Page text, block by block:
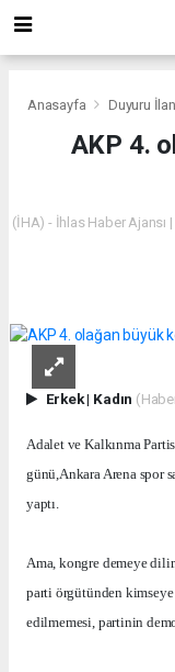
Anasayfa Duyuru İlan
AKP 4.
(İHA) - İhlas Haber Ajansı
Erkek| Kadın
Adalet ve Kalkınma
günü,Ankara Arena spor
yaptı.
Ama, kongre demeye
parti örgütünden
edilmemesi, partinin